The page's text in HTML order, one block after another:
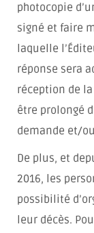
photocopie
signé et faire
laquelle
réponse sera
réception de
être prolongé
demande et/
De plus, et
2016, les
possibilité
leur décès.